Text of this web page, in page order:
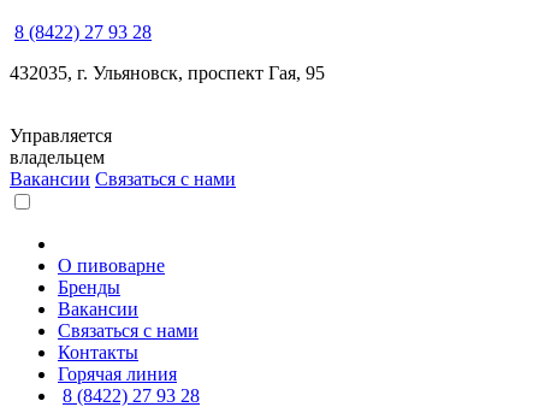
8 (8422) 27 93 28
432035, г. Ульяновск, проспект Гая, 95
Управляется
владельцем
Вакансии Связаться с нами
О пивоварне
Бренды
Вакансии
Связаться с нами
Контакты
Горячая линия
8 (8422) 27 93 28